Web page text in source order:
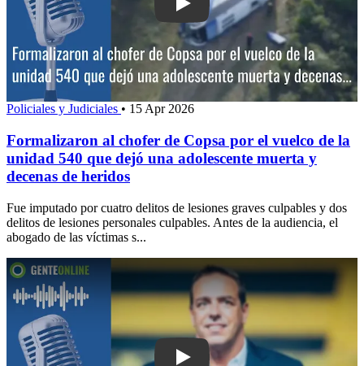
Play: Formalizaron al chofer de
Policiales y Judiciales • 15 Apr 2026
Formalizaron al chofer de Copsa por el vuelco de la
unidad 540 que dejó una adolescente muerta y
decenas de heridos
Fue imputado por cuatro delitos de lesiones graves culpables y dos
delitos de lesiones personales culpables. Antes de la audiencia, el
abogado de las víctimas s...
Play: Panchero estafado fue